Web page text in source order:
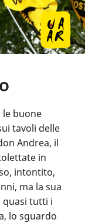
buone
tavoli delle
Andrea, il
in
intontito,
ma la sua
quasi tutti i
lo sguardo